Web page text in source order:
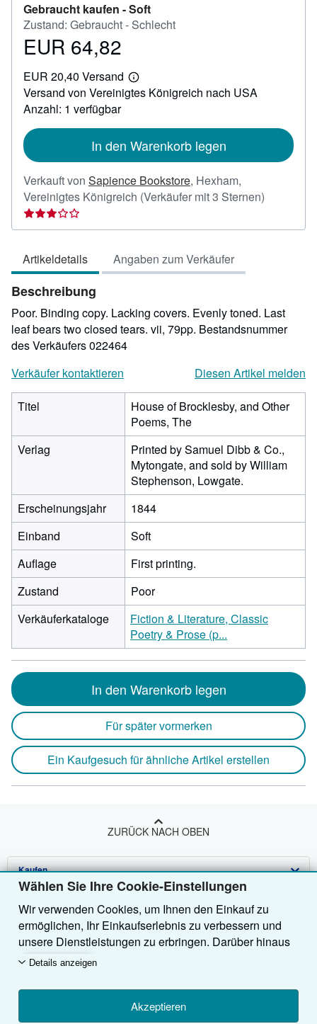
Wählen Sie Ihre Cookie-Einstellungen
Wir verwenden Cookies, um Ihnen den Einkauf zu
ermöglichen, Ihr Einkaufserlebnis zu verbessern und
unsere Dienstleistungen zu erbringen. Darüber hinaus
verwenden wir Cookies, um nachzuvollziehen, wie
Erfassung von Website-Besuchen), sodass wir
Optimierungen vornehmen können. Sofern Sie
Details anzeigen
Akzeptieren
Gebraucht kaufen -Soft
Zustand: Gebraucht - Schlecht
Preis
64,82
EUR 64,82
EUR 20,40 Versand
Weitere
Informationen
Versand von Vereinigtes Königreich nach USA
Anzahl: 1 verfügbar
In den Warenkorb legen
Verkauft von Sapience Bookstore, Hexham,
Vereinigtes Königreich (Verkäufer mit 3 Sternen)
von
Artikeldetails Angaben zum Verkäufer
Beschreibung
Poor. Binding copy. Lacking covers. Evenly toned. Last
leaf bears two closed tears. vii, 79pp. Bestandsnummer
des Verkäufers 022464
Verkäufer kontaktieren
Diesen Artikel melden
Titel
House of Brocklesby, and Other
Poems, The
Verlag
Printed by Samuel Dibb & Co.,
Mytongate, and sold by William
Stephenson, Lowgate.
Erscheinungsjahr
1844
Einband
Soft
Auflage
First printing.
Zustand
Poor
Verkäuferkataloge
Fiction & Literature, Classic
Poetry & Prose (p...
In den Warenkorb legen
Für später vormerken
Ein Kaufgesuch für ähnliche Artikel erstellen
ZURÜCK NACH OBEN
Kaufen
Sammlungen
Verkäufer werden
Über uns
Hilfe